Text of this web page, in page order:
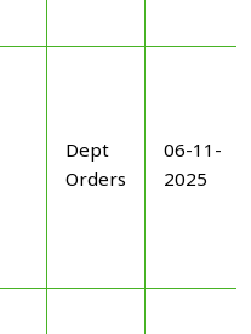
Dept
Orders
06-11-
2025